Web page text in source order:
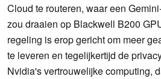
Cloud te routeren, waar een
zou draaien op Blackwell B200
regeling is erop gericht om meer
te leveren en tegelijkertijd de
Nvidia's vertrouwelijke computing,